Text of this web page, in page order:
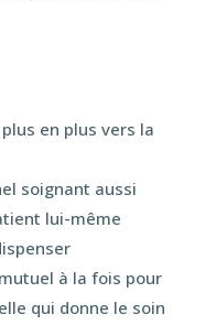
en plus vers la
soignant aussi
lui-même
à la fois pour
qui donne le soin